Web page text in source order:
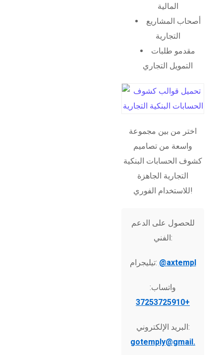
المالية
أصحاب المشاريع
التجارية
مقدمو طلبات
التمويل التجاري
اختر من بين مجموعة
واسعة من تصاميم
كشوف الحسابات البنكية
التجارية الجاهزة
للاستخدام الفوري!
للحصول على الدعم
الفني:
تيليجرام: @axtempl
واتساب:
+37253725910
البريد الإلكتروني:
gotemply@gmail.